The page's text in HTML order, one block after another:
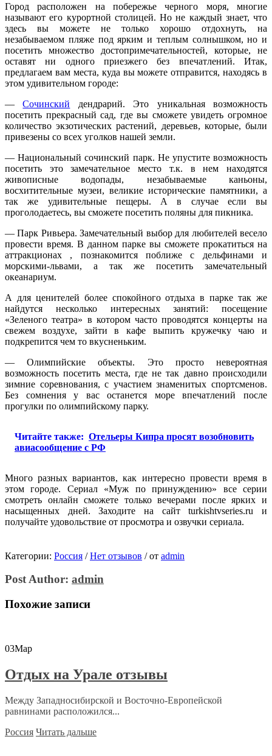
Город расположен на побережье черного моря, многие
называют его курортной столицей. Но не каждый знает, что
здесь вы можете не только хорошо отдохнуть, на
незабываемом пляже под ярким и теплым солнышком, но и
посетить множество достопримечательностей, которые, не
оставят ни одного приезжего без впечатлений. Итак,
предлагаем вам места, куда вы можете отправится, находясь в
этом удивительном городе:
—Сочинский дендрарий. Это уникальная возможность
посетить прекрасный сад, где вы сможете увидеть огромное
количество экзотических растений, деревьев, которые, были
привезены со всех уголков нашей земли.
— Национальный сочинский парк. Не упустите возможность
посетить это замечательное место т.к. в нем находятся
живописные водопады, незабываемые каньоны,
восхитительные музеи, великие исторические памятники, а
так же удивительные пещеры. А в случае если вы
проголодаетесь, вы сможете посетить поляны для пикника.
— Парк Ривьера. Замечательный выбор для любителей весело
провести время. В данном парке вы сможете прокатиться на
аттракционах , познакомится поближе с дельфинами и
морскими-львами, а так же посетить замечательный
океанариум.
А для ценителей более спокойного отдыха в парке так же
найдутся несколько интересных занятий: посещение
«Зеленого театра» в котором часто проводятся концерты на
свежем воздухе, зайти в кафе выпить кружечку чаю и
подкрепится чем то вкусненьким.
— Олимпийские объекты. Это просто невероятная
возможность посетить места, где не так давно происходили
зимние соревнования, с участием знаменитых спортсменов.
Без сомнения у вас останется море впечатлений после
прогулки по олимпийскому парку.
Читайте также: Отельеры Кипра просят возобновить
авиасообщение с РФ
Много разных вариантов, как интересно провести время в
этом городе. Сериал «Муж по принуждению» все серии
смотреть онлайн сможете только вечерами после ярких и
насыщенных дней. Заходите на сайт turkishtvseries.ru и
получайте удовольствие от просмотра и озвучки сериала.
Категории: Россия / Нет отзывов /от admin
Post Author: admin
Похожие записи
03Мар
Отдых на Урале отзывы
Между Западносибирской и Восточно-Европейской
равнинами расположился...
Россия Читать дальше